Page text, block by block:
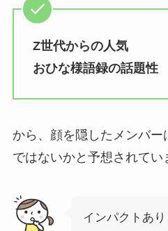
Z世代からの人気
おひな様語録の話題性
から、顔を隠したメンバー
ではないかと予想されてい
インパクトあり